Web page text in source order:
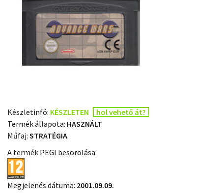
Készletinfó: KÉSZLETEN
hol vehető át?
Termék állapota: HASZNÁLT
Műfaj: STRATÉGIA
A termék PEGI besorolása:
Megjelenés dátuma: 2001.09.09.